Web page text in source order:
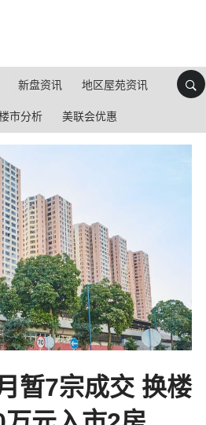
新盘资讯 地区屋苑资讯
市分析 美联会优惠
暂7宗成交 换楼